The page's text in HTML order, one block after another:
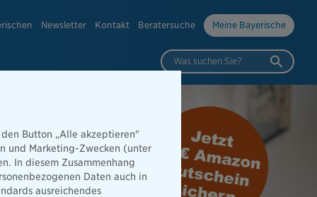
Newsletter Kontakt Beratersuche Meine Bayerische
Was suchen Sie?
Button „Alle akzeptieren"
und Marketing-Zwecken (unter
In diesem Zusammenhang
Daten auch in
ausreichendes